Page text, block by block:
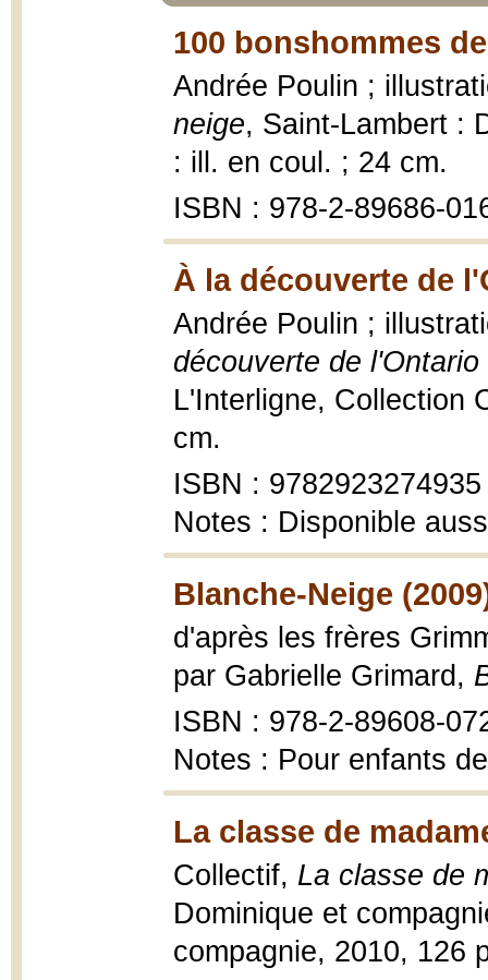
100 bonshommes
Andrée Poulin ;
neige, Saint-Lambert :
: ill. en coul. ; 24 cm.
ISBN : 978-2-89686-
À la découverte de
Andrée Poulin ;
découverte de
L'Interligne, Collection
cm.
ISBN : 9782923274935
Notes : Disponible
Blanche-Neige
d'après les frères
par Gabrielle Grimard,
ISBN : 978-2-89608-
Notes : Pour enfants
La classe de
Collectif, La classe de
Dominique et
compagnie, 2010, 126